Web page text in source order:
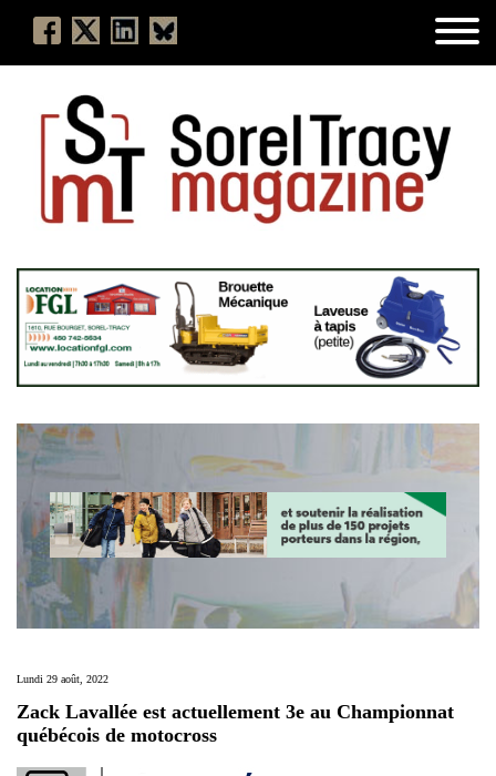
Lundi 29 août, 2022
Zack Lavallée est actuellement 3e au Championnat
québécois de motocross